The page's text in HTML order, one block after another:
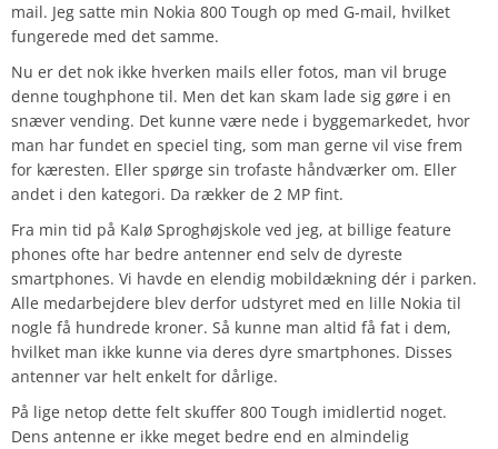
mail. Jeg satte min Nokia 800 Tough op med G-mail, hvilket
fungerede med det samme.
Nu er det nok ikke hverken mails eller fotos, man vil bruge
denne toughphone til. Men det kan skam lade sig gøre i en
snæver vending. Det kunne være nede i byggemarkedet, hvor
man har fundet en speciel ting, som man gerne vil vise frem
for kæresten. Eller spørge sin trofaste håndværker om. Eller
andet i den kategori. Da rækker de 2 MP fint.
Fra min tid på Kalø Sproghøjskole ved jeg, at billige feature
phones ofte har bedre antenner end selv de dyreste
smartphones. Vi havde en elendig mobildækning dér i parken.
Alle medarbejdere blev derfor udstyret med en lille Nokia til
nogle få hundrede kroner. Så kunne man altid få fat i dem,
hvilket man ikke kunne via deres dyre smartphones. Disses
antenner var helt enkelt for dårlige.
På lige netop dette felt skuffer 800 Tough imidlertid noget.
Dens antenne er ikke meget bedre end en almindelig